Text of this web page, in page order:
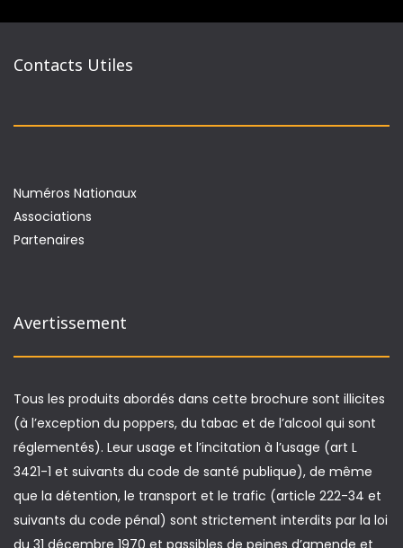
Contacts Utiles
Numéros Nationaux
Associations
Partenaires
Avertissement
Tous les produits abordés dans cette brochure sont illicites
(à l’exception du poppers, du tabac et de l’alcool qui sont
réglementés). Leur usage et l’incitation à l’usage (art L
3421-1 et suivants du code de santé publique), de même
que la détention, le transport et le trafic (article 222-34 et
suivants du code pénal) sont strictement interdits par la loi
du 31 décembre 1970 et passibles de peines d’amende et